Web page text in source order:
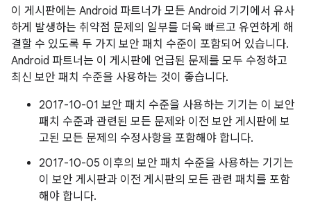
이 게시판에는 Android 파트너가 모든 Android 기기에서 유사
하게 발생하는 취약점 문제의 일부를 더욱 빠르고 유연하게 해
결할 수 있도록 두 가지 보안 패치 수준이 포함되어 있습니다.
Android 파트너는 이 게시판에 언급된 문제를 모두 수정하고
최신 보안 패치 수준을 사용하는 것이 좋습니다.
2017-10-01 보안 패치 수준을 사용하는 기기는 이 보안
패치 수준과 관련된 모든 문제와 이전 보안 게시판에 보
고된 모든 문제의 수정사항을 포함해야 합니다.
2017-10-05 이후의 보안 패치 수준을 사용하는 기기는
이 보안 게시판과 이전 게시판의 모든 관련 패치를 포함
해야 합니다.